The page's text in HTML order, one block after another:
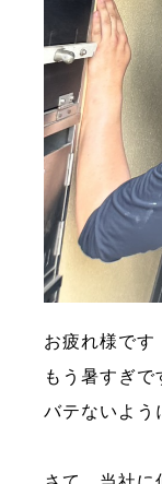
お疲れ様です
もう暑すぎ
バテないよう